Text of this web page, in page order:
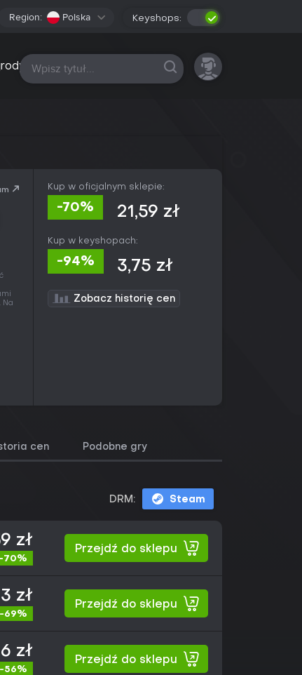
Region: Polska Keyshops:
Wszystkie platformy
Na
Kup w oficjalnym sklepie:
-70% 21,59 zł
Kup w keyshopach:
-94% 3,75 zł
Zobacz historię cen
cen Podobne gry
DRM: Steam
zł
-70%
Przejdź do sklepu
zł
-69%
Przejdź do sklepu
zł
-56%
Przejdź do sklepu